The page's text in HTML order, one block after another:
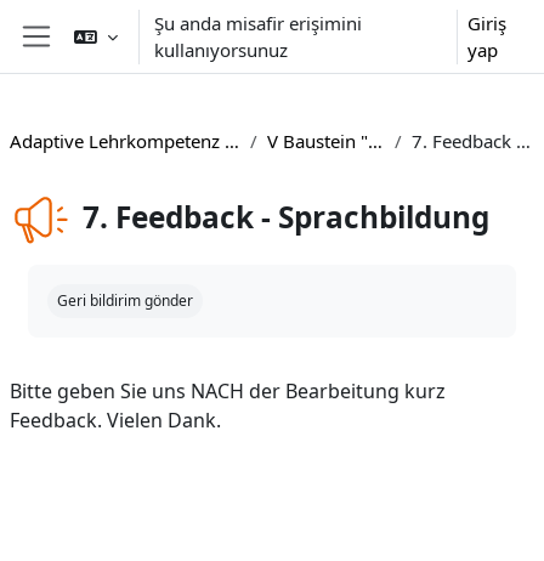
Yan panel
Şu anda misafir erişimini
kullanıyorsunuz
Giriş
yap
Adaptive Lehrkompetenz für inklusiven Unterricht V Baustein "Sprachbildung" 7. Feedback - Sprachbildung
7. Feedback - Sprachbildung
Geri bildirim gönder
Bitte geben Sie uns NACH der Bearbeitung kurz
Feedback. Vielen Dank.